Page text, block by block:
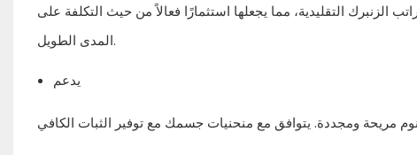
الزنبرك التقليدية، مما يجعلها استثمارًا فعالاً من حيث التكلفة على
المدى الطويل.
يدعم